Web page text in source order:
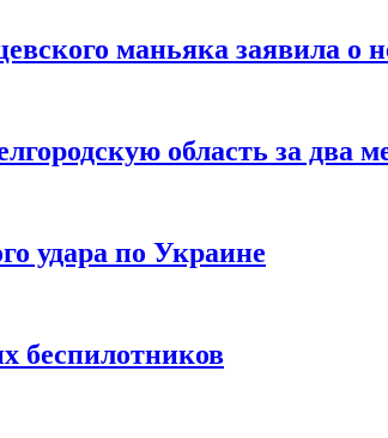
маньяка заявила о
область за два
удара по Украине
беспилотников